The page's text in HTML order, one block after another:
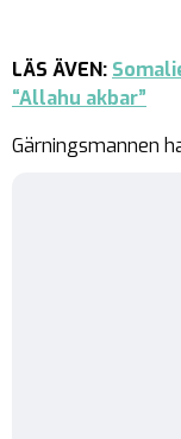
LÄS ÄVEN:
“Allahu akbar”
Gärningsmannen